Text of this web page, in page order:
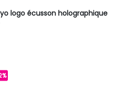
logo écusson holographique